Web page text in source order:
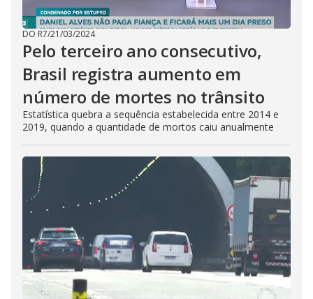
DO R7/21/03/2024
Pelo terceiro ano consecutivo,
Brasil registra aumento em
número de mortes no trânsito
Estatística quebra a sequência estabelecida entre 2014 e
2019, quando a quantidade de mortos caiu anualmente